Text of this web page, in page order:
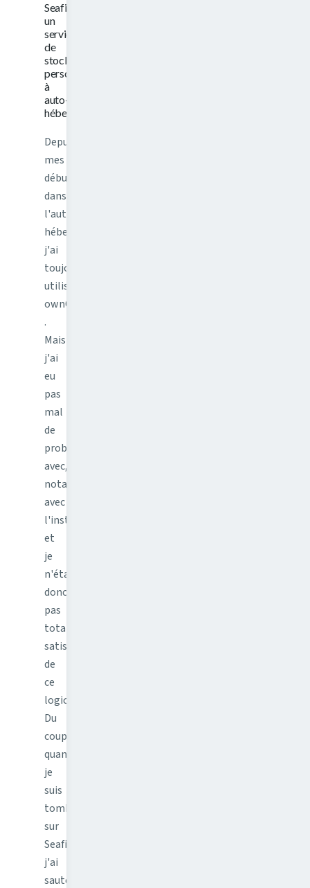
Seafile,
un
service
de
stockage
personnel
à
auto-
héberger
Depuis
mes
débuts
dans
l'auto-
hébergement,
j'ai
toujours
utilisé
ownCloud
.
Mais
j'ai
eu
pas
mal
de
problème
avec,
notamment
avec
l'installation,
et
je
n'étais
donc
pas
totalement
satisfait
de
ce
logiciel.
Du
coup
quand
je
suis
tombé
sur
Seafile,
j'ai
sauté